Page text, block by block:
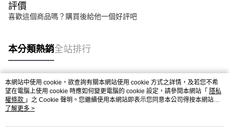
評價
喜歡這個商品嗎？購買後給他一個好評吧
本分類熱銷全站排行
熱門標籤
本網站中使用 cookie，欲查詢有關本網站使用 cookie 方式之詳情，及若您不希
望在電腦上使用 cookie 時應如何變更電腦的 cookie 設定，請參閱本網站「 隱私
權條款 」之 Cookie 聲明。您繼續使用本網站即表示您同意本公司得按本網站使
用條款之 Cookie 聲明使用 cookie。
了解更多 >